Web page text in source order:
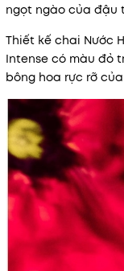
ngọt ngào của đậu
Thiết kế chai Nước
Intense có màu đỏ
bông hoa rực rỡ